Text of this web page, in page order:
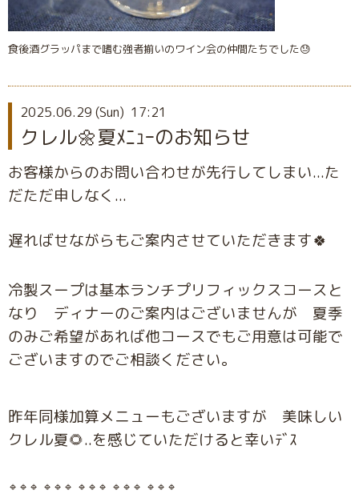
食後酒グラッパまで嗜む強者揃いのワイン会の仲間たちでした😓
2025.06.29 (Sun) 17:21
クレル🌼夏ﾒﾆｭｰのお知らせ
お客様からのお問い合わせが先行してしまい...た
だただ申しなく...
遅ればせながらもご案内させていただきます🍀
冷製スープは基本ランチプリフィックスコースと
なり ディナーのご案内はございませんが 夏季
のみご希望があれば他コースでもご用意は可能で
ございますのでご相談ください。
昨年同様加算メニューもございますが 美味しい
クレル夏🌻..を感じていただけると幸いﾃﾞｽ
🔹🔹🔹 🔹🔹🔹 🔹🔹🔹 🔹🔹🔹 🔹🔹🔹